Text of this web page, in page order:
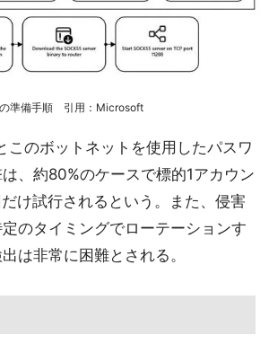
準備手順 引用：Microsoft
のボットネットを使用したパスワ
、約80%のケースで標的1アカウン
だけ試行されるという。また、侵害
のタイミングでローテーションす
は非常に困難とされる。